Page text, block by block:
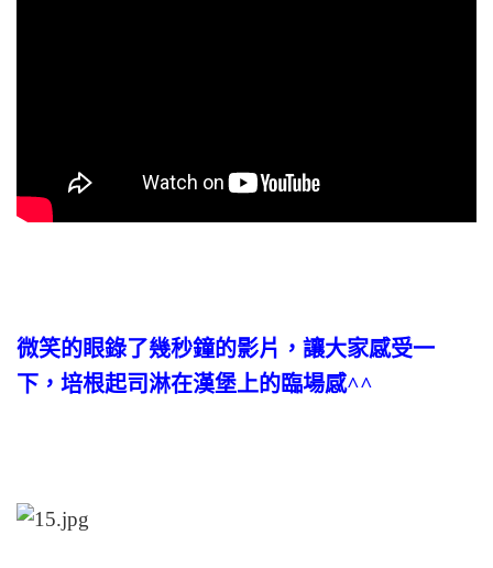
微笑的眼錄了幾秒鐘的影片，讓大家感受一
下，培根起司淋在漢堡上的臨場感^^